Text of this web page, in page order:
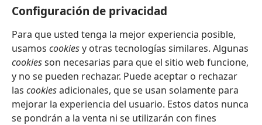
Configuración de privacidad
Para que usted tenga la mejor experiencia posible,
usamos cookiesy otras tecnologías similares. Algunas
cookiesson necesarias para que el sitio web funcione,
y no se pueden rechazar. Puede aceptar o rechazar
las cookiesadicionales, que se usan solamente para
mejorar la experiencia del usuario. Estos datos nunca
se pondrán a la venta ni se utilizarán con fines